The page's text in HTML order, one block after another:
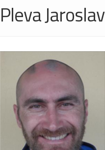
Pleva Jaroslav